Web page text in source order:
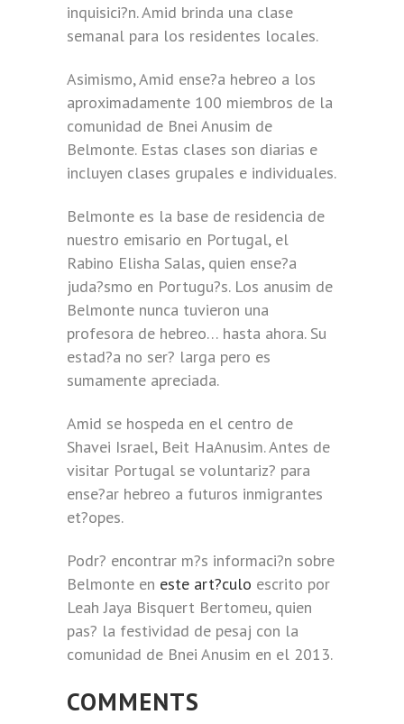
inquisici?n. Amid brinda una clase
semanal para los residentes locales.
Asimismo, Amid ense?a hebreo a los
aproximadamente 100 miembros de la
comunidad de Bnei Anusim de
Belmonte. Estas clases son diarias e
incluyen clases grupales e individuales.
Belmonte es la base de residencia de
nuestro emisario en Portugal, el
Rabino Elisha Salas, quien ense?a
juda?smo en Portugu?s. Los anusim de
Belmonte nunca tuvieron una
profesora de hebreo… hasta ahora. Su
estad?a no ser? larga pero es
sumamente apreciada.
Amid se hospeda en el centro de
Shavei Israel, Beit HaAnusim. Antes de
visitar Portugal se voluntariz? para
ense?ar hebreo a futuros inmigrantes
et?opes.
Podr? encontrar m?s informaci?n sobre
Belmonte en este art?culo escrito por
Leah Jaya Bisquert Bertomeu, quien
pas? la festividad de pesaj con la
comunidad de Bnei Anusim en el 2013.
COMMENTS